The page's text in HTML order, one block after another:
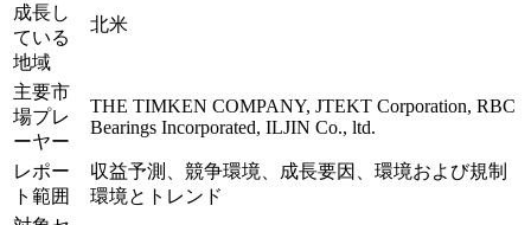
成長し
ている
地域
北米
主要市
場プレ
ーヤー
THE TIMKEN COMPANY, JTEKT Corporation, RBC
Bearings Incorporated, ILJIN Co., ltd.
レポー
ト範囲
収益予測、競争環境、成長要因、環境および規制
環境とトレンド